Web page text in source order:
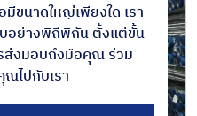
ขนาดใหญ่เพียงใด เรา
อย่างพิถีพิถัน ตั้งแต่ขั้น
งมอบถึงมือคุณ ร่วม
ไปกับเรา